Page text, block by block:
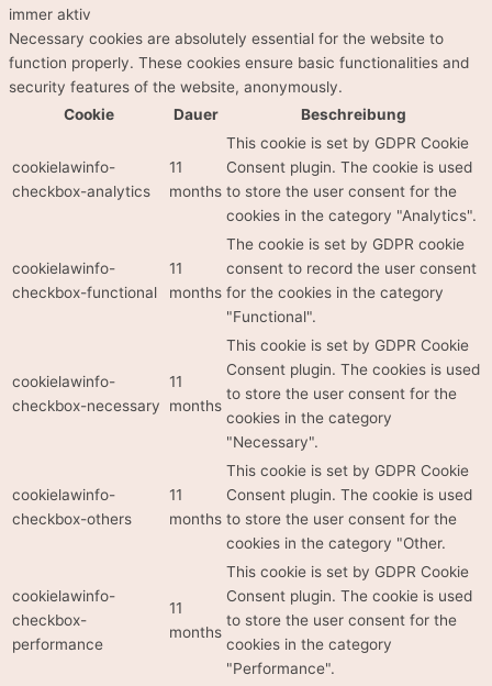
immer aktiv
Necessary cookies are absolutely essential for the website to
function properly. These cookies ensure basic functionalities and
security features of the website, anonymously.
Cookie
Dauer Beschreibung
cookielawinfo-
checkbox-analytics
11
months
This cookie is set by GDPR Cookie
Consent plugin. The cookie is used
to store the user consent for the
cookies in the category "Analytics".
cookielawinfo-
checkbox-functional
11
months
The cookie is set by GDPR cookie
consent to record the user consent
for the cookies in the category
"Functional".
cookielawinfo-
checkbox-necessary
11
months
This cookie is set by GDPR Cookie
Consent plugin. The cookies is used
to store the user consent for the
cookies in the category
"Necessary".
cookielawinfo-
checkbox-others
11
months
This cookie is set by GDPR Cookie
Consent plugin. The cookie is used
to store the user consent for the
cookies in the category "Other.
cookielawinfo-
checkbox-
performance
11
months
This cookie is set by GDPR Cookie
Consent plugin. The cookie is used
to store the user consent for the
cookies in the category
"Performance".